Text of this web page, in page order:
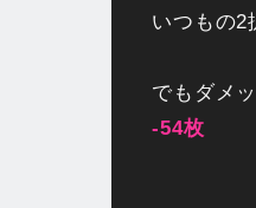
いつもの2
でもダメッ
-54枚